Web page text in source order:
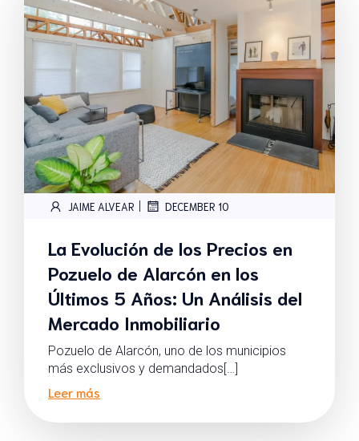
JAIME ALVEAR | DECEMBER 10
La Evolución de los Precios en
Pozuelo de Alarcón en los
Últimos 5 Años: Un Análisis del
Mercado Inmobiliario
Pozuelo de Alarcón, uno de los municipios
más exclusivos y demandados[…]
Leer más